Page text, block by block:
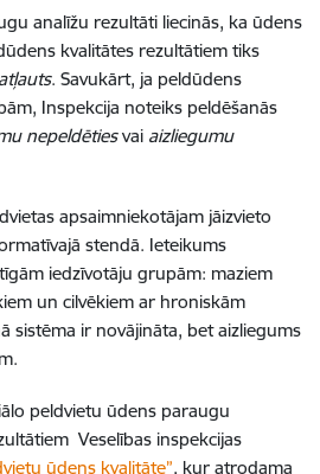
analīžu rezultāti liecinās, ka ūdens
kvalitātes rezultātiem tiks
. Savukārt, ja peldūdens
Inspekcija noteiks peldēšanās
nepeldētiesvai aizliegumu
apsaimniekotājam jāizvieto
stendā. Ieteikums
iedzīvotāju grupām: maziem
un cilvēkiem ar hroniskām
sistēma ir novājināta, bet aizliegums
peldvietu ūdens paraugu
Veselības inspekcijas
ūdens kvalitāte”, kur atrodama